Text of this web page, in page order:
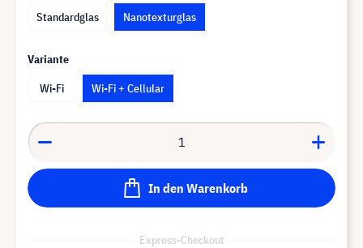
Standardglas
Nanotexturglas
Variante
Wi-Fi
Wi-Fi + Cellular
In den Warenkorb
Express-Checkout